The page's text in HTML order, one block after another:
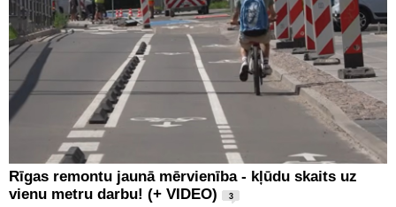
Rīgas remontu jaunā mērvienība - kļūdu skaits uz
vienu metru darbu! (+ VIDEO)
3